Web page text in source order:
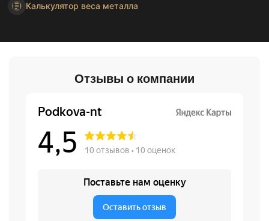
Калькулятор веса металла
Отзывы о компании